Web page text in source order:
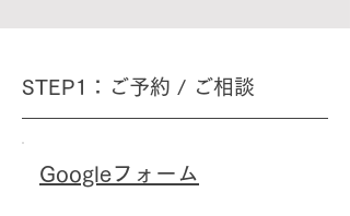
STEP1：ご予約 / ご相談
Googleフォーム